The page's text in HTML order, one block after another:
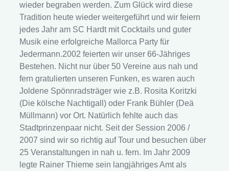
wieder begraben werden. Zum Glück wird diese
Tradition heute wieder weitergeführt und wir feiern
jedes Jahr am SC Hardt mit Cocktails und guter
Musik eine erfolgreiche Mallorca Party für
Jedermann.2002 feierten wir unser 66-Jähriges
Bestehen. Nicht nur über 50 Vereine aus nah und
fern gratulierten unseren Funken, es waren auch
Joldene Spönnradsträger wie z.B. Rosita Koritzki
(Die kölsche Nachtigall) oder Frank Bühler (Deä
Müllmann) vor Ort. Natürlich fehlte auch das
Stadtprinzenpaar nicht. Seit der Session 2006 /
2007 sind wir so richtig auf Tour und besuchen über
25 Veranstaltungen in nah u. fern. Im Jahr 2009
legte Rainer Thieme sein langjähriges Amt als